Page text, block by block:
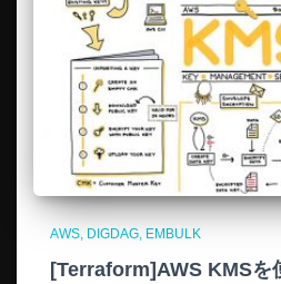
AWS DIGDAG EMBULK
[Terraform]AWS KMSを